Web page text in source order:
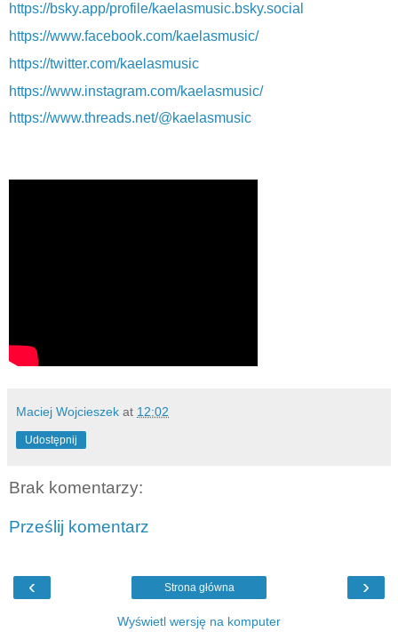
https://bsky.app/profile/kaelasmusic.bsky.social
https://www.facebook.com/kaelasmusic/
https://twitter.com/kaelasmusic
https://www.instagram.com/kaelasmusic/
https://www.threads.net/@kaelasmusic
Maciej Wojcieszek at 12:02
Udostępnij
Brak komentarzy:
Prześlij komentarz
‹ ›
Strona główna
Wyświetl wersję na komputer